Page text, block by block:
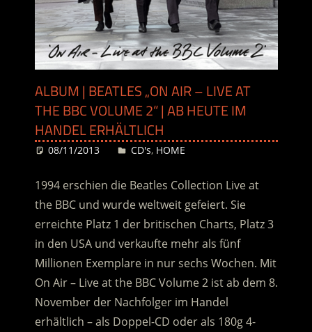
ALBUM | BEATLES „ON AIR – LIVE AT
THE BBC VOLUME 2“ | AB HEUTE IM
HANDEL ERHÄLTLICH
08/11/2013 Desiree
CD's, HOME
1994 erschien die Beatles Collection Live at
the BBC und wurde weltweit gefeiert. Sie
erreichte Platz 1 der britischen Charts, Platz 3
in den USA und verkaufte mehr als fünf
Millionen Exemplare in nur sechs Wochen. Mit
On Air – Live at the BBC Volume 2 ist ab dem 8.
November der Nachfolger im Handel
erhältlich – als Doppel-CD oder als 180g 4-